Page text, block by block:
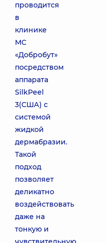
проводится
в
клинике
МС
«Добробут»
посредством
аппарата
SilkPeel
3(США) с
системой
жидкой
дермабразии.
Такой
подход
позволяет
деликатно
воздействовать
даже на
тонкую и